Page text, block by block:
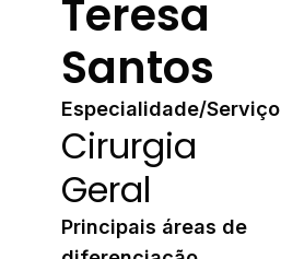
Teresa
Santos
Especialidade/Serviço
Cirurgia
Geral
Principais áreas de